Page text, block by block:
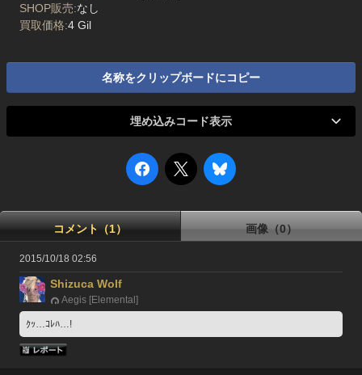
SHOP販売:なし
買取価格:4 Gil
名称をクリップボードにコピー
埋め込みコード表示
コメント（1） 画像（0）
2015/10/18 02:56
Shizuca Wolf
Aegis [Elemental]
ｸｯ…ｺﾚﾊ…!